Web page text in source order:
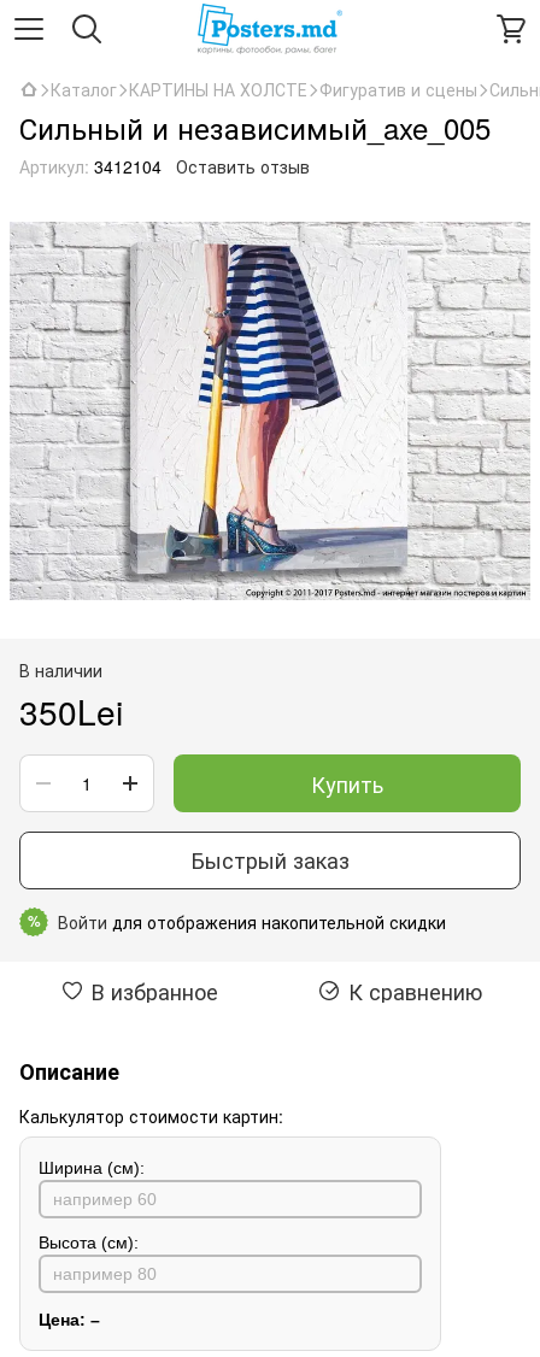
Каталог КАРТИНЫ НА ХОЛСТЕ Фигуратив и сцены
Сильный и независимый_axe_005
Артикул: 3412104 Оставить отзыв
В наличии
350Lei
Купить
Быстрый заказ
% Войти для отображения накопительной скидки
В избранное К сравнению
Описание
Калькулятор стоимости картин:
Ширина (см):
Высота (см):
Цена: –